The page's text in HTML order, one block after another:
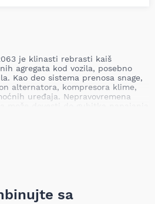
je klinasti rebrasti kaiš
agregata kod vozila, posebno
Kao deo sistema prenosa snage,
alternatora, kompresora klime,
uređaja. Nepravovremena
zbog nefunkcionalnog
agregata usled klizanja ili
gumenih i transportnih
sa